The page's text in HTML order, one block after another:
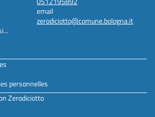
email
zerodiciotto@comune.bologna.it
personnelles
Zerodiciotto